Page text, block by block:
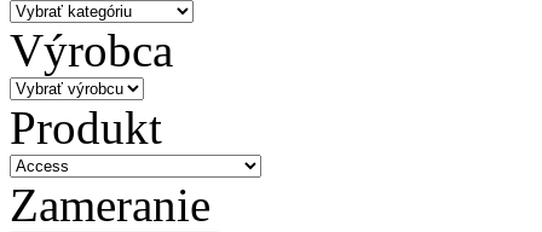
Výrobca
Produkt
Zameranie